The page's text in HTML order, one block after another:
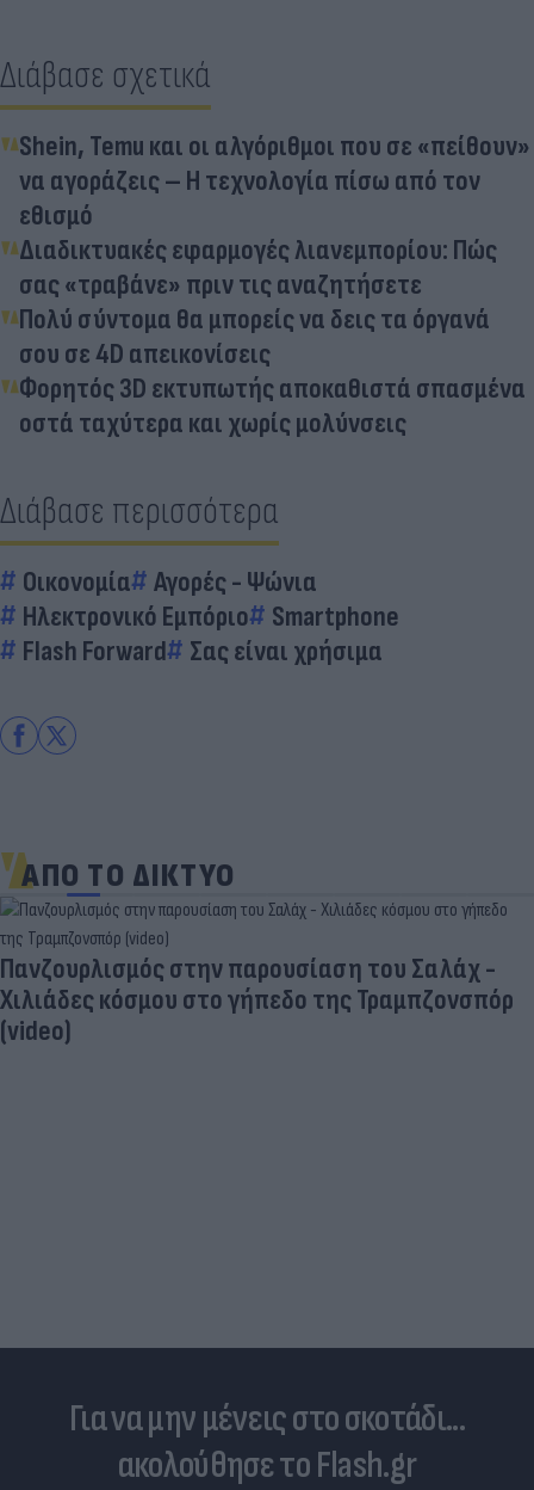
Διάβασε σχετικά
Shein, Temu και οι αλγόριθμοι που σε «πείθουν»
να αγοράζεις – Η τεχνολογία πίσω από τον
εθισμό
Διαδικτυακές εφαρμογές λιανεμπορίου: Πώς
σας «τραβάνε» πριν τις αναζητήσετε
Πολύ σύντομα θα μπορείς να δεις τα όργανά
σου σε 4D απεικονίσεις
Φορητός 3D εκτυπωτής αποκαθιστά σπασμένα
οστά ταχύτερα και χωρίς μολύνσεις
Διάβασε περισσότερα
Οικονομία
Αγορές - Ψώνια
Ηλεκτρονικό Εμπόριο
Smartphone
Flash Forward
Σας είναι χρήσιμα
ΑΠΟ ΤΟ ΔΙΚΤΥΟ
Πανζουρλισμός στην παρουσίαση του Σαλάχ -
Χιλιάδες κόσμου στο γήπεδο της Τραμπζονσπόρ
(video)
Για να μην μένεις στο σκοτάδι...
ακολούθησε το Flash.gr